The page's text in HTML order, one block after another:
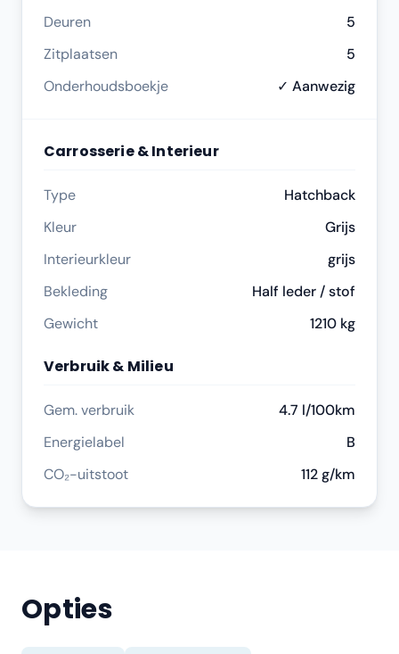
Deuren
5
Zitplaatsen
5
Onderhoudsboekje
✓ Aanwezig
Carrosserie & Interieur
Type
Hatchback
Kleur
Grijs
Interieurkleur
grijs
Bekleding
Half leder / stof
Gewicht
1210 kg
Verbruik & Milieu
Gem. verbruik
4.7 l/100km
Energielabel
B
CO₂-uitstoot
112 g/km
Opties